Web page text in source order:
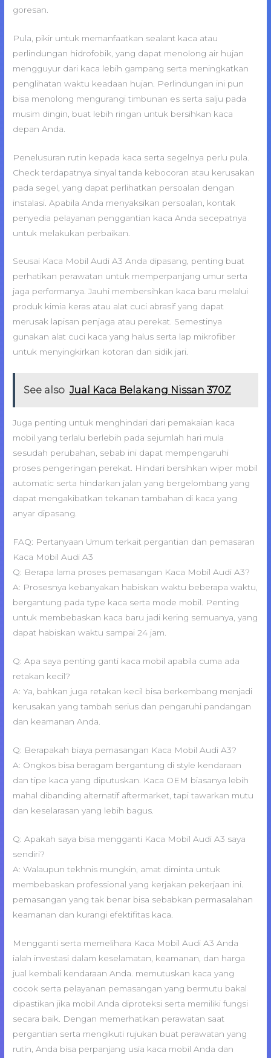
goresan.
Pula, pikir untuk memanfaatkan sealant kaca atau
perlindungan hidrofobik, yang dapat menolong air hujan
mengguyur dari kaca lebih gampang serta meningkatkan
penglihatan waktu keadaan hujan. Perlindungan ini pun
bisa menolong mengurangi timbunan es serta salju pada
musim dingin, buat lebih ringan untuk bersihkan kaca
depan Anda.
Penelusuran rutin kepada kaca serta segelnya perlu pula.
Check terdapatnya sinyal tanda kebocoran atau kerusakan
pada segel, yang dapat perlihatkan persoalan dengan
instalasi. Apabila Anda menyaksikan persoalan, kontak
penyedia pelayanan penggantian kaca Anda secepatnya
untuk melakukan perbaikan.
Seusai Kaca Mobil Audi A3 Anda dipasang, penting buat
perhatikan perawatan untuk memperpanjang umur serta
jaga performanya. Jauhi membersihkan kaca baru melalui
produk kimia keras atau alat cuci abrasif yang dapat
merusak lapisan penjaga atau perekat. Semestinya
gunakan alat cuci kaca yang halus serta lap mikrofiber
untuk menyingkirkan kotoran dan sidik jari.
See also Jual Kaca Belakang Nissan 370Z
Juga penting untuk menghindari dari pemakaian kaca
mobil yang terlalu berlebih pada sejumlah hari mula
sesudah perubahan, sebab ini dapat mempengaruhi
proses pengeringan perekat. Hindari bersihkan wiper mobil
automatic serta hindarkan jalan yang bergelombang yang
dapat mengakibatkan tekanan tambahan di kaca yang
anyar dipasang.
FAQ: Pertanyaan Umum terkait pergantian dan pemasaran
Kaca Mobil Audi A3
Q: Berapa lama proses pemasangan Kaca Mobil Audi A3?
A: Prosesnya kebanyakan habiskan waktu beberapa waktu,
bergantung pada type kaca serta mode mobil. Penting
untuk membebaskan kaca baru jadi kering semuanya, yang
dapat habiskan waktu sampai 24 jam.
Q: Apa saya penting ganti kaca mobil apabila cuma ada
retakan kecil?
A: Ya, bahkan juga retakan kecil bisa berkembang menjadi
kerusakan yang tambah serius dan pengaruhi pandangan
dan keamanan Anda.
Q: Berapakah biaya pemasangan Kaca Mobil Audi A3?
A: Ongkos bisa beragam bergantung di style kendaraan
dan tipe kaca yang diputuskan. Kaca OEM biasanya lebih
mahal dibanding alternatif aftermarket, tapi tawarkan mutu
dan keselarasan yang lebih bagus.
Q: Apakah saya bisa mengganti Kaca Mobil Audi A3 saya
sendiri?
A: Walaupun tekhnis mungkin, amat diminta untuk
membebaskan professional yang kerjakan pekerjaan ini.
pemasangan yang tak benar bisa sebabkan permasalahan
keamanan dan kurangi efektifitas kaca.
Mengganti serta memelihara Kaca Mobil Audi A3 Anda
ialah investasi dalam keselamatan, keamanan, dan harga
jual kembali kendaraan Anda. memutuskan kaca yang
cocok serta pelayanan pemasangan yang bermutu bakal
dipastikan jika mobil Anda diproteksi serta memiliki fungsi
secara baik. Dengan memerhatikan perawatan saat
pergantian serta mengikuti rujukan buat perawatan yang
rutin, Anda bisa perpanjang usia kaca mobil Anda dan